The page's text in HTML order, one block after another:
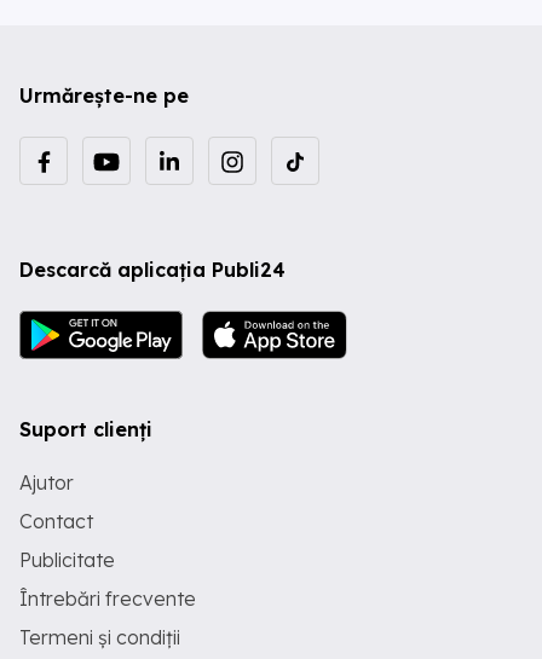
Urmărește-ne pe
Descarcă aplicația Publi24
Suport clienți
Ajutor
Contact
Publicitate
Întrebări frecvente
Termeni și condiții